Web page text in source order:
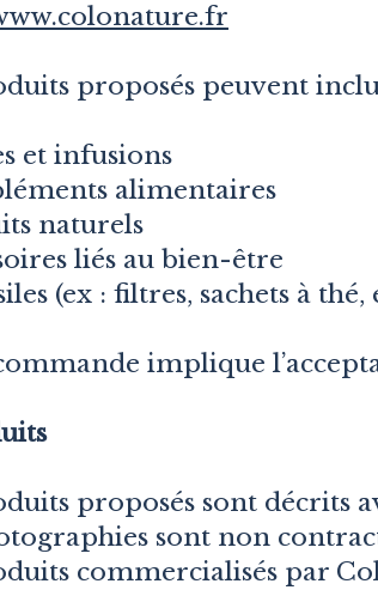
proposés peuvent
et infusions
alimentaires
naturels
liés au bien-être
(ex : filtres, sachets à thé,
implique
proposés sont décrits
sont non
commercialisés par